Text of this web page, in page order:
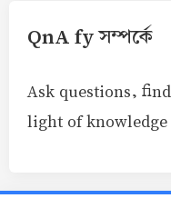
QnA fy সম্পর্কে
Ask questions,
light of